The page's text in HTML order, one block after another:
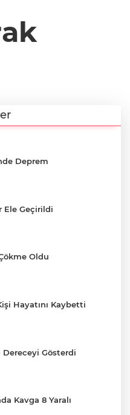
Deprem
Ele Geçirildi
Oldu
Hayatını Kaybetti
Gösterdi
Kavga 8 Yaralı